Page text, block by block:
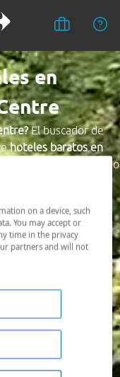
en
El buscador de
hoteles baratos en
Hoteles céntricos o
on a device, such
You may accept or
time in the privacy
partners and will not